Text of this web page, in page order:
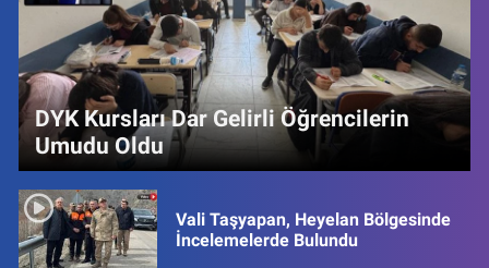
DYK Kursları Dar Gelirli Öğrencilerin
Umudu Oldu
Vali Taşyapan, Heyelan Bölgesinde
İncelemelerde Bulundu